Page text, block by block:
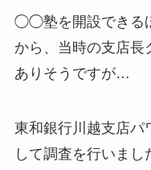
◯◯塾を開設できる
から、当時の支店長
ありそうですが…
東和銀行川越支店パ
して調査を行いまし